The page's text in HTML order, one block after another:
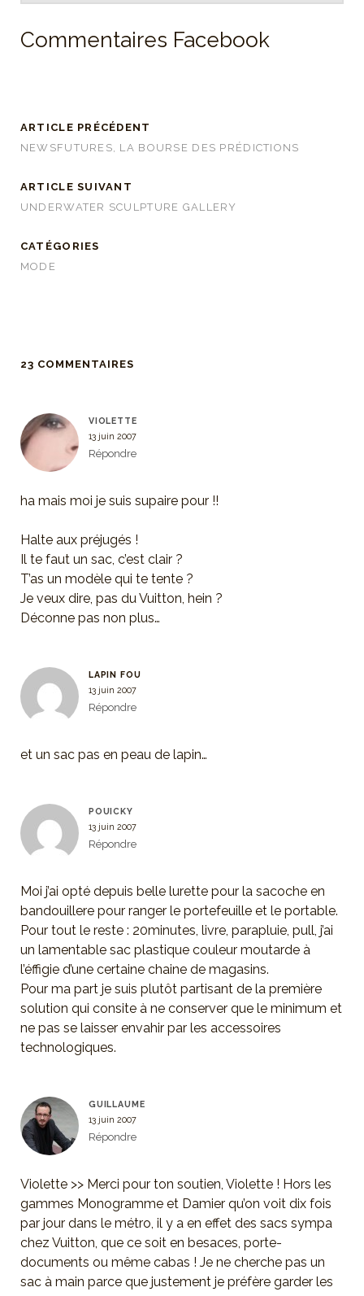
Commentaires Facebook
ARTICLE PRÉCÉDENT
NEWSFUTURES, LA BOURSE DES PRÉDICTIONS
ARTICLE SUIVANT
UNDERWATER SCULPTURE GALLERY
CATÉGORIES
MODE
23 COMMENTAIRES
VIOLETTE
13 juin 2007
Répondre
ha mais moi je suis supaire pour !!
Halte aux préjugés !
Il te faut un sac, c’est clair ?
T’as un modèle qui te tente ?
Je veux dire, pas du Vuitton, hein ?
Déconne pas non plus…
LAPIN FOU
13 juin 2007
Répondre
et un sac pas en peau de lapin…
POUICKY
13 juin 2007
Répondre
Moi j’ai opté depuis belle lurette pour la sacoche en
bandouillere pour ranger le portefeuille et le portable.
Pour tout le reste : 20minutes, livre, parapluie, pull, j’ai
un lamentable sac plastique couleur moutarde à
l’éffigie d’une certaine chaine de magasins.
Pour ma part je suis plutôt partisant de la première
solution qui consite à ne conserver que le minimum et
ne pas se laisser envahir par les accessoires
technologiques.
GUILLAUME
13 juin 2007
Répondre
Violette >> Merci pour ton soutien, Violette ! Hors les
gammes Monogramme et Damier qu’on voit dix fois
par jour dans le métro, il y a en effet des sacs sympa
chez Vuitton, que ce soit en besaces, porte-
documents ou même cabas ! Je ne cherche pas un
sac à main parce que justement je préfère garder les